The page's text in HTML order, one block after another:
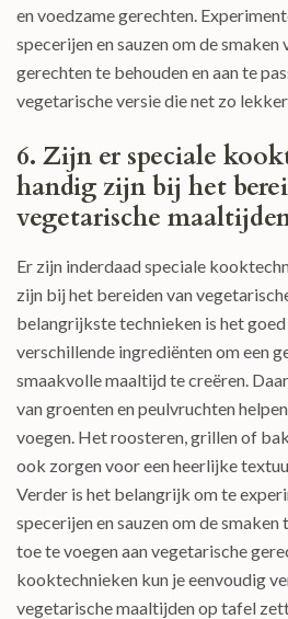
en voedzame gerechten.
specerijen en sauzen om de
gerechten te behouden en aan te
vegetarische versie die net zo
6. Zijn er speciale
handig zijn bij het
vegetarische
Er zijn inderdaad speciale
zijn bij het bereiden van
belangrijkste technieken is het
verschillende ingrediënten om een
smaakvolle maaltijd te creëren.
van groenten en peulvruchten
voegen. Het roosteren, grillen of
ook zorgen voor een heerlijke
Verder is het belangrijk om te
specerijen en sauzen om de
toe te voegen aan vegetarische
kooktechnieken kun je eenvoudig
vegetarische maaltijden op tafel